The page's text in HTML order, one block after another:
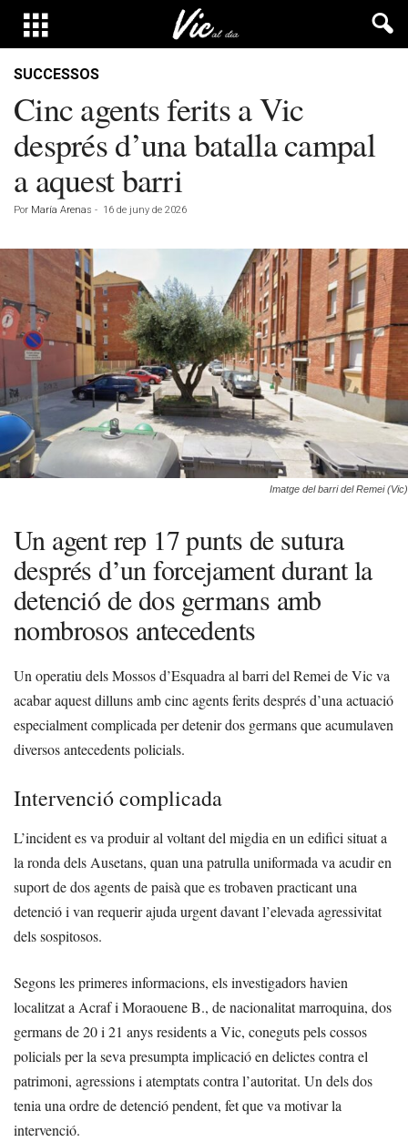
SUCCESSOS
Cinc agents ferits a Vic
després d’una batalla campal
a aquest barri
Por María Arenas - 16 de juny de 2026
Imatge del barri del Remei (Vic)
Un agent rep 17 punts de sutura
després d’un forcejament durant la
detenció de dos germans amb
nombrosos antecedents
Un operatiu dels Mossos d’Esquadra al barri del Remei de Vic va
acabar aquest dilluns amb cinc agents ferits després d’una actuació
especialment complicada per detenir dos germans que acumulaven
diversos antecedents policials.
Intervenció complicada
L’incident es va produir al voltant del migdia en un edifici situat a
la ronda dels Ausetans, quan una patrulla uniformada va acudir en
suport de dos agents de paisà que es trobaven practicant una
detenció i van requerir ajuda urgent davant l’elevada agressivitat
dels sospitosos.
Segons les primeres informacions, els investigadors havien
localitzat a Acraf i Moraouene B., de nacionalitat marroquina, dos
germans de 20 i 21 anys residents a Vic, coneguts pels cossos
policials per la seva presumpta implicació en delictes contra el
patrimoni, agressions i atemptats contra l’autoritat. Un dels dos
tenia una ordre de detenció pendent, fet que va motivar la
intervenció.